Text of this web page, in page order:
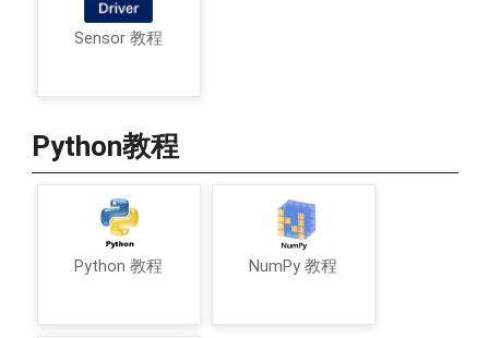
Sensor 教程
Python教程
Python 教程 NumPy 教程